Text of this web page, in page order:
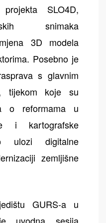
SLO4D,
snimaka
3D modela
Posebno je
s glavnim
tijekom koje su
o reformama u
i kartografske
ulozi digitalne
zemljišne
GURS-a u